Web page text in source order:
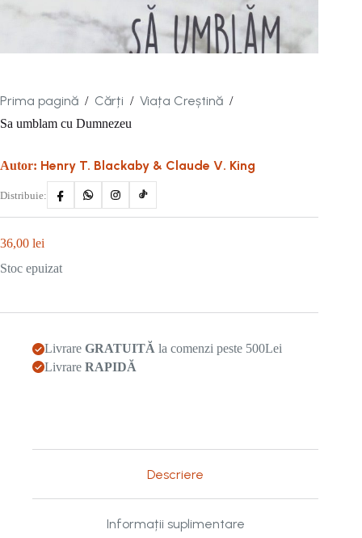
Prima pagină / Cărți / Viața Creștină /
Sa umblam cu Dumnezeu
Autor: Henry T. Blackaby & Claude V. King
Distribuie:
36,00 lei
Stoc epuizat
Livrare GRATUITĂ la comenzi peste 500Lei
Livrare RAPIDĂ
Descriere
Informații suplimentare